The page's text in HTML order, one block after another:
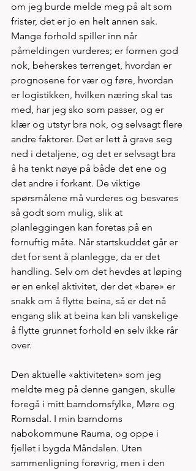
om jeg burde melde meg på alt som
frister, det er jo en helt annen sak.
Mange forhold spiller inn når
påmeldingen vurderes; er formen god
nok, beherskes terrenget, hvordan er
prognosene for vær og føre, hvordan
er logistikken, hvilken næring skal tas
med, har jeg sko som passer, og er
klær og utstyr bra nok, og selvsagt flere
andre faktorer. Det er lett å grave seg
ned i detaljene, og det er selvsagt bra
å ha tenkt nøye på både det ene og
det andre i forkant. De viktige
spørsmålene må vurderes og besvares
så godt som mulig, slik at
planleggingen kan foretas på en
fornuftig måte. Når startskuddet går er
det for sent å planlegge, da er det
handling. Selv om det hevdes at løping
er en enkel aktivitet, der det «bare» er
snakk om å flytte beina, så er det nå
engang slik at beina kan bli vanskelige
å flytte grunnet forhold en selv ikke rår
over.
Den aktuelle «aktiviteten» som jeg
meldte meg på denne gangen, skulle
foregå i mitt barndomsfylke, Møre og
Romsdal. I min barndoms
nabokommune Rauma, og oppe i
fjellet i bygda Måndalen. Uten
sammenligning forøvrig, men i den